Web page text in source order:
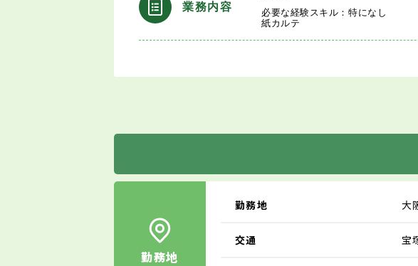
業務内容
必要な経験スキル：特になし
紙カルテ
勤務地
勤務地 大
交通 宝